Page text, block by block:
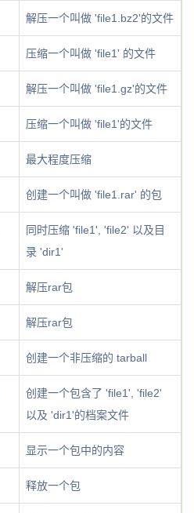
解压一个叫做 'file1.bz2'的文件
压缩一个叫做 'file1' 的文件
解压一个叫做 'file1.gz'的文件
压缩一个叫做 'file1'的文件
最大程度压缩
创建一个叫做 'file1.rar' 的包
同时压缩 'file1', 'file2' 以及目
录 'dir1'
解压rar包
解压rar包
创建一个非压缩的 tarball
创建一个包含了 'file1', 'file2'
以及 'dir1'的档案文件
显示一个包中的内容
释放一个包